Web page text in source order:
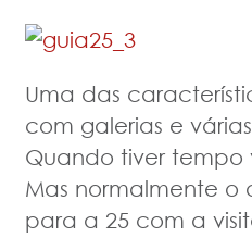
Uma das
com galerias e
Quando tiver tempo
Mas normalmente o
para a 25 com a